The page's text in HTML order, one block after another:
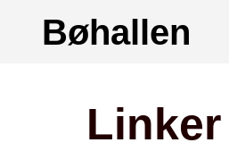
Bøhallen
Linker